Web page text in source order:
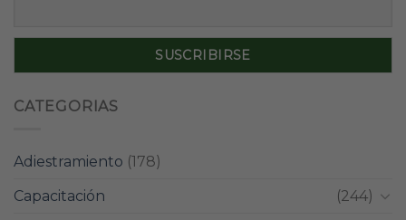
CATEGORIAS
Adiestramiento (178)
Capacitación
(244)